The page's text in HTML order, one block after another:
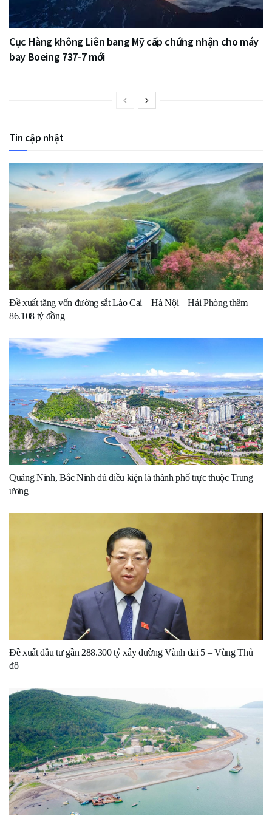
Cục Hàng không Liên bang Mỹ cấp chứng nhận cho máy
bay Boeing 737-7 mới
Tin cập nhật
Đề xuất tăng vốn đường sắt Lào Cai – Hà Nội – Hải Phòng thêm
86.108 tỷ đồng
Quảng Ninh, Bắc Ninh đủ điều kiện là thành phố trực thuộc Trung
ương
Đề xuất đầu tư gần 288.300 tỷ xây đường Vành đai 5 – Vùng Thủ
đô